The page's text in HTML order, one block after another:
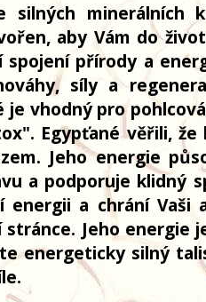
silných minerálních
aby Vám do
spojení přírody a
síly a
je vhodný pro
Egypťané věřili,
Jeho energie
a podporuje klidný
a chrání Vaši
Jeho energie
energeticky silný